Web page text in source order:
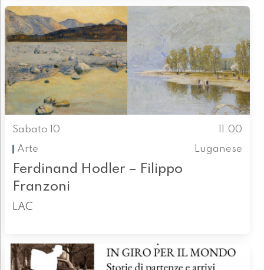
Sabato 10
11.00
Arte
Luganese
Ferdinand Hodler – Filippo
Franzoni
LAC